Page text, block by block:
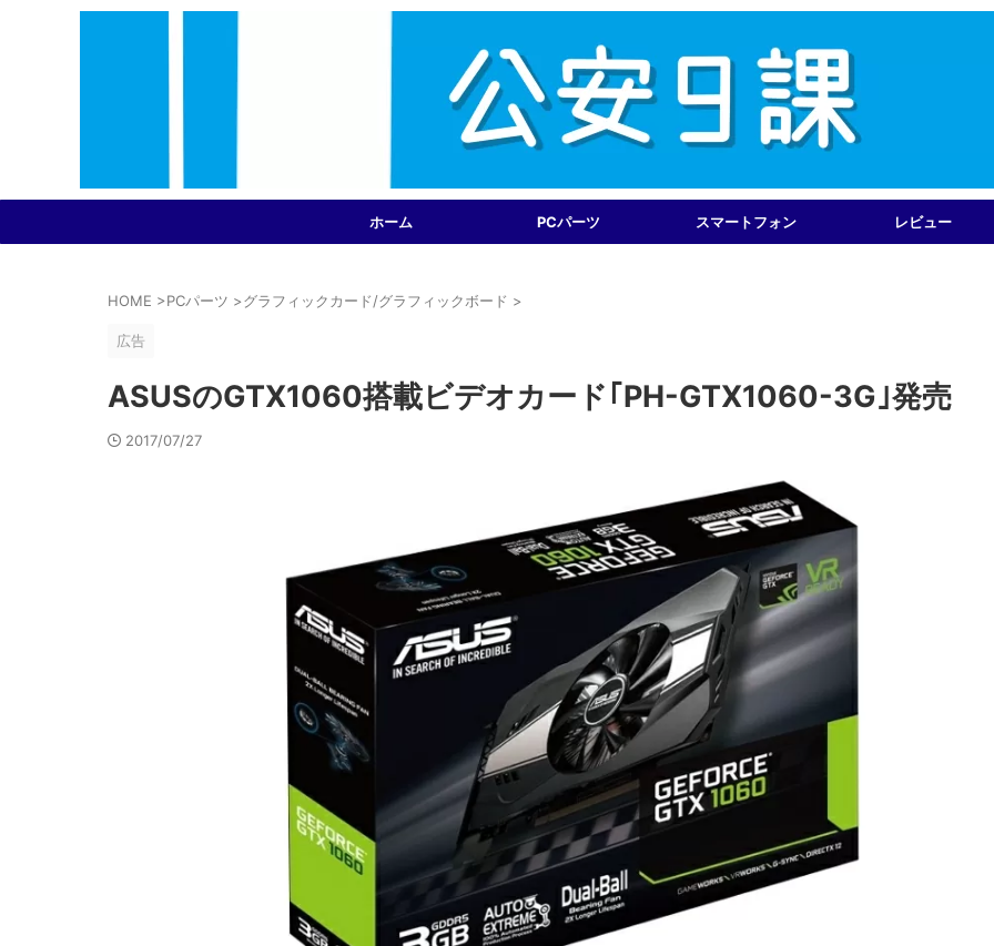
ホーム PCパーツ スマートフォン レビュー
HOME >PCパーツ >グラフィックカード/グラフィックボード >
広告
ASUSのGTX1060搭載ビデオカード｢PH-GTX1060-3G｣発売
2017/07/27